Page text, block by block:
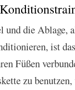
und die Ablage,
ist
Füßen
zu